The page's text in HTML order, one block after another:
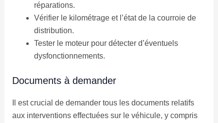
réparations.
Vérifier le kilométrage et l’état de la courroie de
distribution.
Tester le moteur pour détecter d’éventuels
dysfonctionnements.
Documents à demander
Il est crucial de demander tous les documents relatifs
aux interventions effectuées sur le véhicule, y compris